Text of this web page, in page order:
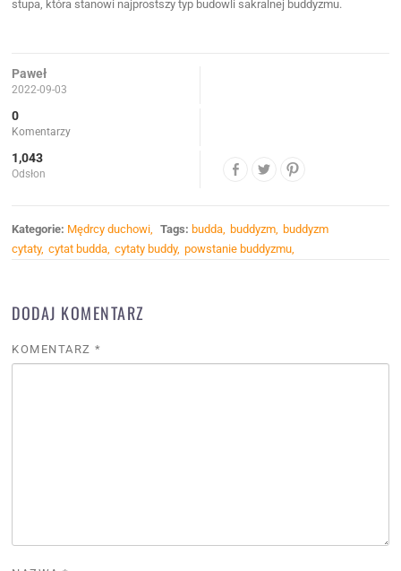
stupa, która stanowi najprostszy typ budowli sakralnej buddyzmu.
Paweł
2022-09-03
0
Komentarzy
1,043
Odsłon
Kategorie: Mędrcy duchowi Tags: budda buddyzm
buddyzm
cytaty cytat budda cytaty buddy powstanie buddyzmu
DODAJ KOMENTARZ
KOMENTARZ*